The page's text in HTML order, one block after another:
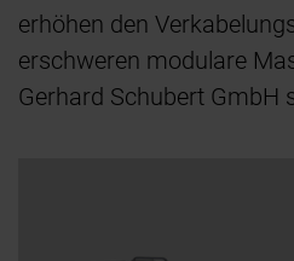
erhöhen den
erschweren modulare
Gerhard Schubert GmbH